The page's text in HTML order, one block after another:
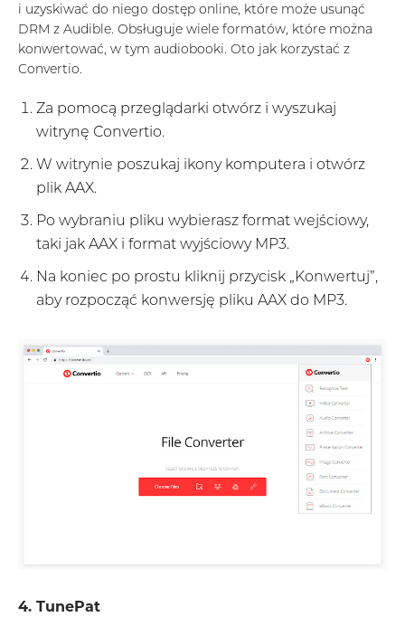
i uzyskiwać do niego dostęp online, które może usunąć
DRM z Audible. Obsługuje wiele formatów, które można
konwertować, w tym audiobooki. Oto jak korzystać z
Convertio.
Za pomocą przeglądarki otwórz i wyszukaj
witrynę Convertio.
W witrynie poszukaj ikony komputera i otwórz
plik AAX.
Po wybraniu pliku wybierasz format wejściowy,
taki jak AAX i format wyjściowy MP3.
Na koniec po prostu kliknij przycisk „Konwertuj”,
aby rozpocząć konwersję pliku AAX do MP3.
4. TunePat